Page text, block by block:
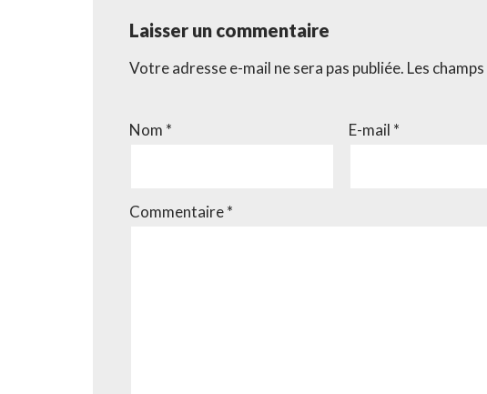
Laisser un commentaire
Votre adresse e-mail ne sera pas publiée. Les
Nom * E-mail *
Commentaire*